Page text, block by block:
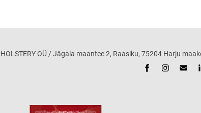
OÜ / Jägala maantee 2, Raasiku, 75204 Harju